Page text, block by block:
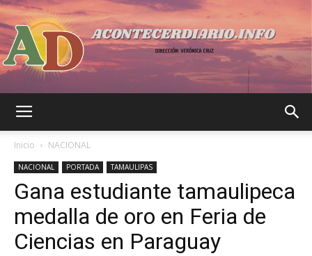
Diario
Inicio NACIONAL
NACIONAL PORTADA TAMAULIPAS
Gana estudiante tamaulipeca
medalla de oro en Feria de
Ciencias en Paraguay